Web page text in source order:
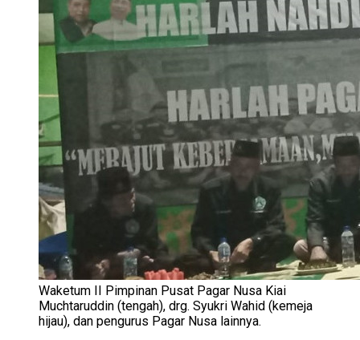
Waketum II Pimpinan Pusat Pagar Nusa Kiai
Muchtaruddin (tengah), drg. Syukri Wahid (kemeja
hijau), dan pengurus Pagar Nusa lainnya.